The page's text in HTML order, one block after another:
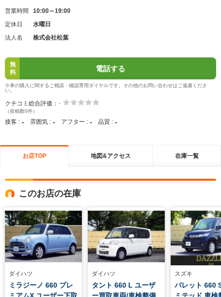
営業時間
10:00～19:00
定休日
水曜日
法人名
株式会社松葉
無
料
電話する
※車の購入に関するご相談・確認専用ダイヤルです。その他のお問い合わせはご遠慮くださ
い。
クチコミ総合評価： -
（投稿数0件）
接客 : - 雰囲気 : - アフター : - 品質 : -
お店TOP 地図&アクセス 在庫一覧
このお店の在庫
ダイハツ
ミラジーノ 660 プレ
ダイハツ
タント 660 L ユーザ
スズキ
パレット 660